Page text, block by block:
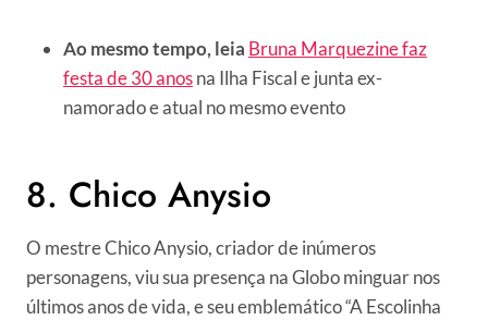
Ao mesmo tempo, leia Bruna Marquezine faz
festa de 30 anosna Ilha Fiscal e junta ex-
namorado e atual no mesmo evento
8. Chico Anysio
O mestre Chico Anysio, criador de inúmeros
personagens, viu sua presença na Globo minguar nos
últimos anos de vida, e seu emblemático “A Escolinha